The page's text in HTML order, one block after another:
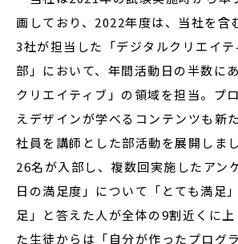
画しており、2022年度は、当社を含
3社が担当した「デジタルクリエイ
部」において、年間活動日の半数に
クリエイティブ」の領域を担当。プ
えデザインが学べるコンテンツも新
社員を講師とした部活動を展開しま
26名が入部し、複数回実施したアン
日の満足度」について「とても満足
足」と答えた人が全体の9割近くに
た生徒からは「自分が作ったプログ